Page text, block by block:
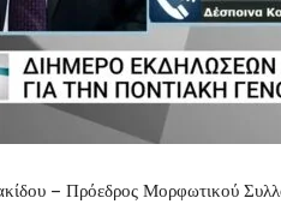
– Πρόεδρος Μορφωτικού